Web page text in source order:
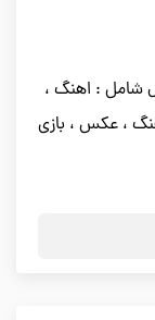
شامل : اهنگ ،
، عکس ، بازی